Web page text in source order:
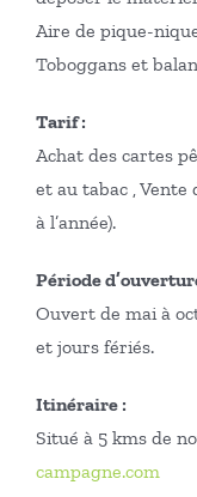
Aire de pique-
Toboggans et
Tarif :
Achat des cartes
et au tabac , Vente
à l’année).
Période
Ouvert de mai à
et jours fériés.
Itinéraire :
Situé à 5 kms de
campagne.com